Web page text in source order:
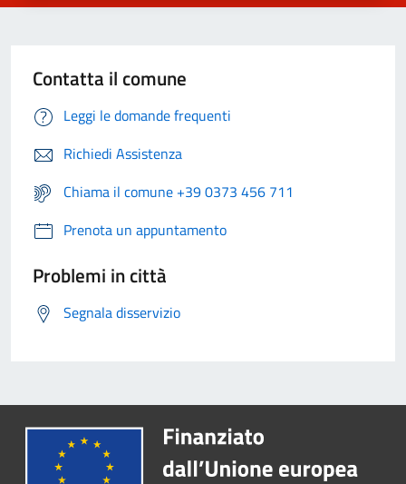
Contatta il comune
Leggi le domande frequenti
Richiedi Assistenza
Chiama il comune +39 0373 456 711
Prenota un appuntamento
Problemi in città
Segnala disservizio